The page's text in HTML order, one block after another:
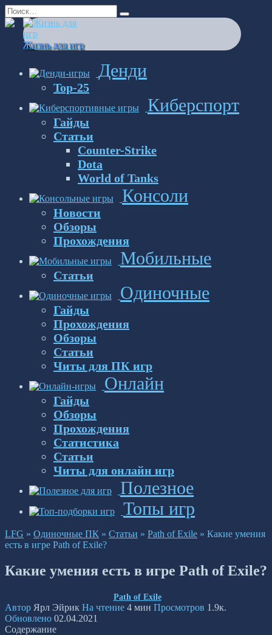
Перейти
к
содержанию
Search
for:
Жизнь для игр
Денди
Top-25
Киберспорт
Гайды
Статьи
Counter-Strike
Dota
World of Tanks
Консоли
Новости
Обзоры
Прохождения
Мобильные
Статьи
Одиночные
Гайды
Прохождения
Обзоры
Статьи
Читы для ПК игр
Онлайн
Гайды
Обзоры
Прохождения
Статистика
Статьи
Читы для онлайн игр
Полезное
Топы игр
LFG » Одиночные ПК » Статьи » Path of Exile » Какие умения
есть в игре Path of Exile?
Какие умения есть в игре Path of Exile?
Path of Exile
Автор Ярл Эйрик На чтение 4 мин Просмотров 1.9к.
Обновлено 02.04.2021
Содержание